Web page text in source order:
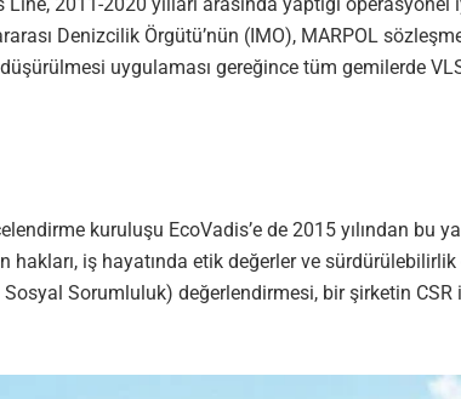
Denizcilik Örgütü’nün (IMO), MARPOL
uygulaması gereğince tüm gemilerde
kuruluşu EcoVadis’e de 2015 yılından bu
iş hayatında etik değerler ve
Sorumluluk) değerlendirmesi, bir şirketin